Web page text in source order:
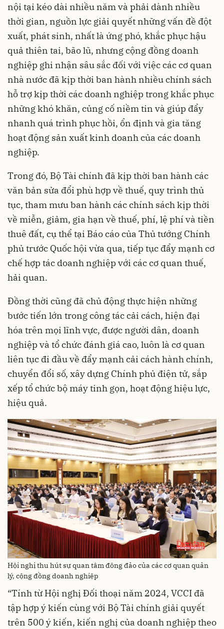
nội tại kéo dài nhiều năm và phải dành nhiều
thời gian, nguồn lực giải quyết những vấn đề đột
xuất, phát sinh, nhất là ứng phó, khắc phục hậu
quả thiên tai, bão lũ, nhưng cộng đồng doanh
nghiệp ghi nhận sâu sắc đối với việc các cơ quan
nhà nước đã kịp thời ban hành nhiều chính sách
hỗ trợ kịp thời các doanh nghiệp trong khắc phục
những khó khăn, củng cố niềm tin và giúp đẩy
nhanh quá trình phục hồi, ổn định và gia tăng
hoạt động sản xuất kinh doanh của các doanh
nghiệp.
Trong đó, Bộ Tài chính đã kịp thời ban hành các
văn bản sửa đổi phù hợp về thuế, quy trình thủ
tục, tham mưu ban hành các chính sách kịp thời
về miễn, giảm, gia hạn về thuế, phí, lệ phí và tiền
thuê đất, cụ thể tại Báo cáo của Thủ tướng Chính
phủ trước Quốc hội vừa qua, tiếp tục đẩy mạnh cơ
chế hợp tác doanh nghiệp với các cơ quan thuế,
hải quan.
Đồng thời cũng đã chủ động thực hiện những
bước tiến lớn trong công tác cải cách, hiện đại
hóa trên mọi lĩnh vực, được người dân, doanh
nghiệp và tổ chức đánh giá cao, luôn là cơ quan
liên tục đi đầu về đẩy mạnh cải cách hành chính,
chuyển đổi số, xây dựng Chính phủ điện tử, sắp
xếp tổ chức bộ máy tinh gọn, hoạt động hiệu lực,
hiệu quả.
Hội nghị thu hút sự quan tâm đông đảo của các cơ quan quản
lý, cộng đồng doanh nghiệp
“Tính từ Hội nghị Đối thoại năm 2024, VCCI đã
tập hợp ý kiến cùng với Bộ Tài chính giải quyết
trên 500 ý kiến, kiến nghị của doanh nghiệp theo